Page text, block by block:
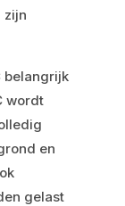
zijn
belangrijk
wordt
en
gelast